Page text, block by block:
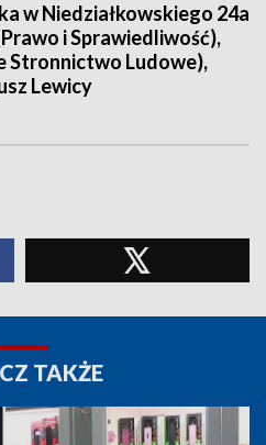
w Niedziałkowskiego 24a
i Sprawiedliwość),
Stronnictwo Ludowe),
Lewicy
TAKŻE